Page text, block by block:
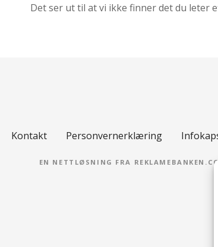
Det ser ut til at vi ikke finner det du leter
Kontakt Personvernerklæring
EN NETTLØSNING FRA